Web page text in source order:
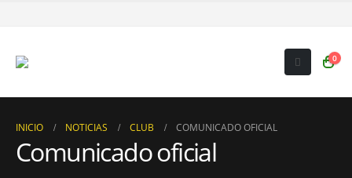
0
INICIO NOTICIAS CLUB COMUNICADO OFICIAL
Comunicado oficial